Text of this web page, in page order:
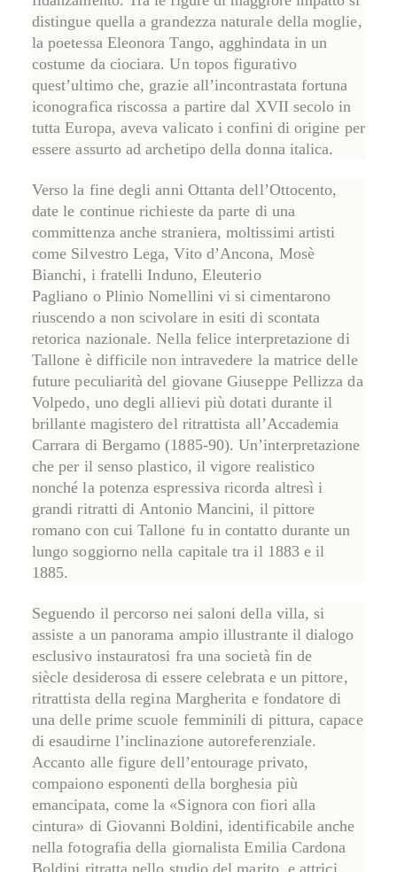
distingue quella a grandezza naturale della moglie,
la poetessa Eleonora Tango, agghindata in un
costume da ciociara. Un topos figurativo
quest’ultimo che, grazie all’incontrastata fortuna
iconografica riscossa a partire dal XVII secolo in
tutta Europa, aveva valicato i confini di origine per
essere assurto ad archetipo della donna italica.
Verso la fine degli anni Ottanta dell’Ottocento,
date le continue richieste da parte di una
committenza anche straniera, moltissimi artisti
come Silvestro Lega,Vito d’Ancona, Mosè
Bianchi, i fratelli Induno, Eleuterio
Pagliano o Plinio Nomellini vi si cimentarono
riuscendo a non scivolare in esiti di scontata
retorica nazionale. Nella felice interpretazione di
Tallone è difficile non intravedere la matrice delle
future peculiarità del giovaneGiuseppe Pellizza da
Volpedo, uno degli allievi più dotati durante il
brillante magistero del ritrattista all’Accademia
Carrara di Bergamo (1885-90). Un’interpretazione
che per il senso plastico, il vigore realistico
nonché la potenza espressiva ricorda altresì i
grandi ritratti di Antonio Mancini, il pittore
romano con cui Tallone fu in contatto durante un
lungo soggiorno nella capitale tra il 1883 e il
1885.
Seguendo il percorso nei saloni della villa, si
assiste a un panorama ampio illustrante ildialogo
esclusivo instauratosi fra una società fin de
siècle desiderosa di essere celebrata e un pittore,
ritrattista della regina Margherita e fondatore di
una delle prime scuole femminili di pittura, capace
di esaudirne l’inclinazione autoreferenziale.
Accanto alle figure dell’entourage privato,
compaiono esponenti della borghesia più
emancipata, come la «Signora con fiori alla
cintura» di Giovanni Boldini, identificabile anche
nella fotografia della giornalistaEmilia Cardona
Boldini ritratta nello studio del marito, e attrici